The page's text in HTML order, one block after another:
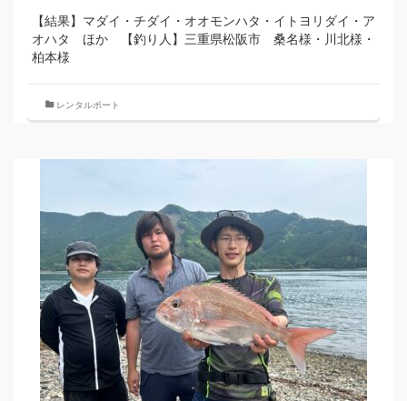
【結果】マダイ・チダイ・オオモンハタ・イトヨリダイ・ア
オハタ ほか 【釣り人】三重県松阪市 桑名様・川北様・
柏本様
レンタルボート